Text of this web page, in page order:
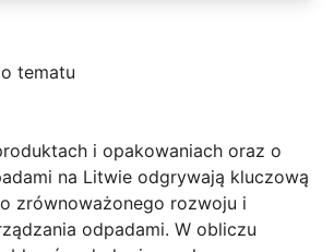
tematu
i opakowaniach oraz o
na Litwie odgrywają kluczową
zrównoważonego rozwoju i
odpadami. W obliczu